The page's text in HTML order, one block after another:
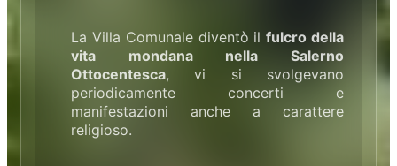
La Villa Comunale diventò ilfulcro della
vita mondana nella Salerno
Ottocentesca, vi si svolgevano
periodicamente concerti e
manifestazioni anche a carattere
religioso.